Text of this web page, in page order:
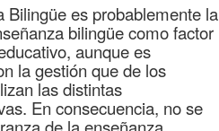
Bilingüe es probablemente la
bilingüe como factor
aunque es
la gestión que de los
las distintas
En consecuencia, no se